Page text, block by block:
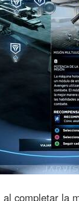
al completar la